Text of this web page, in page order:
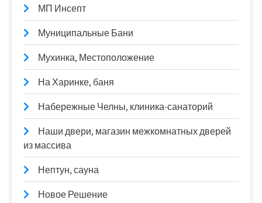
МП Инсепт
Муниципальные Бани
Мухинка, Местоположение
На Харинке, баня
Набережные Челны, клиника-санаторий
Наши двери, магазин межкомнатных дверей
из массива
Нептун, сауна
Новое Решение